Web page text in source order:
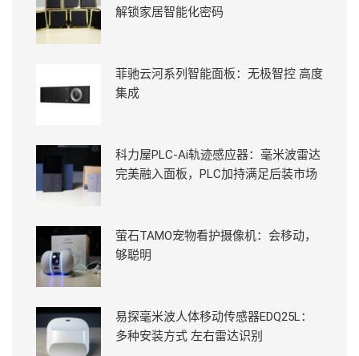
解锁家居智能化密码
菲驰云河系列智能面板：无极智控 高度
集成
科力屋PLC-Ai轨迹感应器：毫米波雷达
完美融入面板，PLC加持满足后装市场
萤石TAMO宠物看护摄像机：会移动，
够聪明
易探毫米波人体移动传感器EDQ25L：
多种安装方式 左右雷达识别